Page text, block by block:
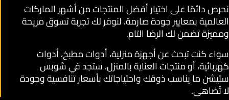
نحرص دائمًا على اختيار أفضل المنتجات من أشهر الماركات
العالمية بمعايير جودة صارمة، لنوفر لك تجربة تسوق مريحة
ومميزة تضمن لك الرضا التام.
سواء كنت تبحث عن أجهزة منزلية، أدوات مطبخ، أدوات
كهربائية، أو منتجات العناية بالمنزل، ستجد في شوبس
ستيشن ما يناسب ذوقك واحتياجاتك بأسعار تنافسية وجودة
لا تُضاهى.